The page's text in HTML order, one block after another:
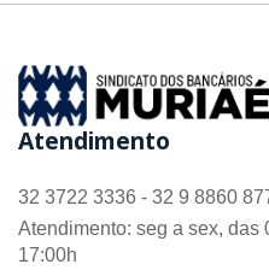
Atendimento
32 3722 3336 - 32 9 8860
Atendimento: seg a sex, das
17:00h